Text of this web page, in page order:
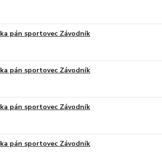
pán sportovec Závodník
pán sportovec Závodník
pán sportovec Závodník
pán sportovec Závodník